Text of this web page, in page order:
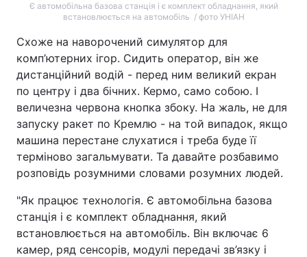
Є автомобільна базова станція і є комплект обладнання, який
встановлюється на автомобіль / фото УНІАН
Схоже на наворочений симулятор для
комп’ютерних ігор. Сидить оператор, він же
дистанційний водій - перед ним великий екран
по центру і два бічних. Кермо, само собою. І
величезна червона кнопка збоку. На жаль, не для
запуску ракет по Кремлю - на той випадок, якщо
машина перестане слухатися і треба буде її
терміново загальмувати. Та давайте розбавимо
розповідь розумними словами розумних людей.
"Як працює технологія. Є автомобільна базова
станція і є комплект обладнання, який
встановлюється на автомобіль. Він включає 6
камер, ряд сенсорів, модулі передачі зв’язку і